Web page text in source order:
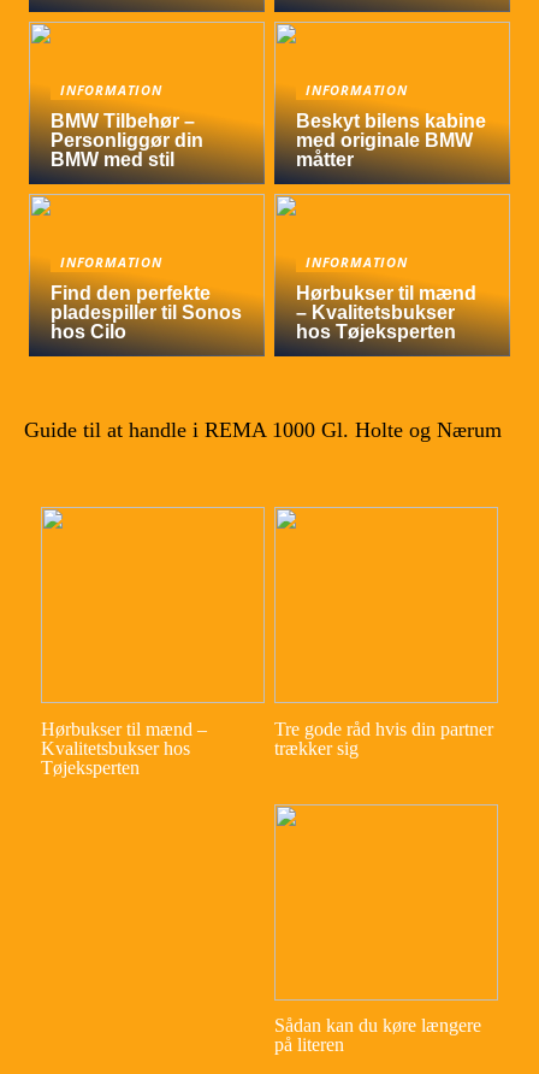
INFORMATION
BMW Tilbehør –
Personliggør din
BMW med stil
INFORMATION
Beskyt bilens kabine
med originale BMW
måtter
INFORMATION
Find den perfekte
pladespiller til Sonos
hos Cilo
INFORMATION
Hørbukser til mænd
– Kvalitetsbukser
hos Tøjeksperten
Guide til at handle i REMA 1000 Gl. Holte og Nærum
Hørbukser til mænd –
Kvalitetsbukser hos
Tøjeksperten
Tre gode råd hvis din partner
trækker sig
Sådan kan du køre længere
på literen